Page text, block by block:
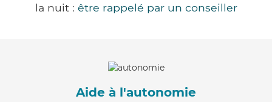
la nuit : être rappelé par un conseiller
Aide à l'autonomie